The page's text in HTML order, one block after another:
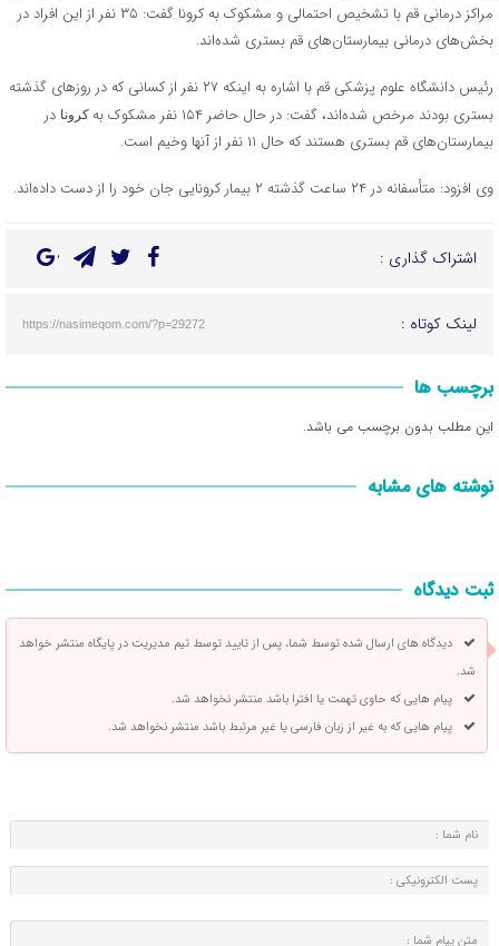
مراکز درمانی قم با تشخیص احتمالی و مشکوک به کرونا گفت: ۳۵ نفر از این افراد در
بخش‌های درمانی بیمارستان‌های قم بستری شده‌اند.
رئیس دانشگاه علوم پزشکی قم با اشاره به اینکه ۲۷ نفر از کسانی که در روزهای گذشته
بستری بودند مرخص شده‌اند، گفت: در حال حاضر ۱۵۴ نفر مشکوک به
کرونا در
بیمارستان‌های قم بستری هستند که حال ۱۱ نفر از آنها وخیم است.
وی افزود: متأسفانه در ۲۴ ساعت گذشته ۲ بیمار کرونایی جان خود را از دست داده‌اند.
اشتراک گذاری :
لینک کوتاه : https://nasimeqom.com/?p=29272
برچسب ها
این مطلب بدون برچسب می باشد.
نوشته های مشابه
ثبت دیدگاه
دیدگاه های ارسال شده توسط شما، پس از تایید توسط تیم مدیریت در پایگاه منتشر خواهد
شد.
پیام هایی که حاوی تهمت یا افترا باشد منتشر نخواهد شد.
پیام هایی که به غیر از زبان فارسی یا غیر مرتبط باشد منتشر نخواهد شد.